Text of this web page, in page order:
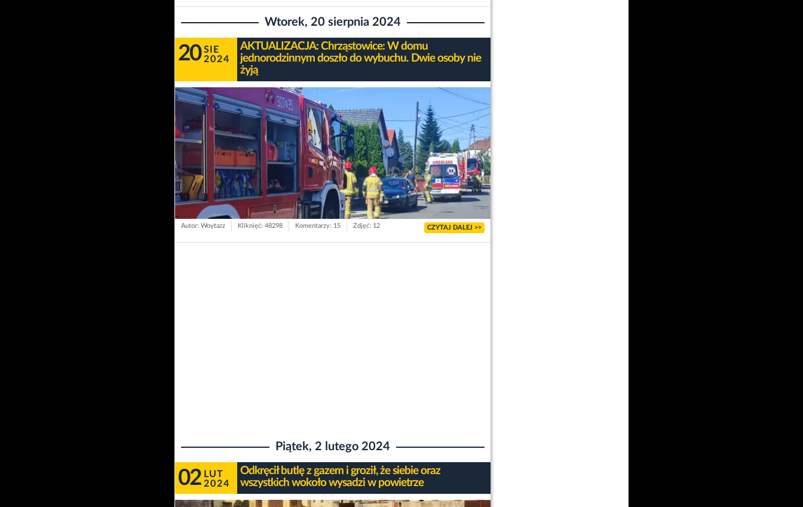
Wtorek, 20 sierpnia 2024
20 SIE
2024
AKTUALIZACJA: Chrząstowice: W domu
jednorodzinnym doszło do wybuchu. Dwie osoby nie
żyją
Autor: Woytazz Kliknięć: 48298 Komentarzy: 15 Zdjęć: 12 CZYTAJ DALEJ >>
Piątek, 2 lutego 2024
02 LUT
2024
Odkręcił butlę z gazem i groził, że siebie oraz
wszystkich wokoło wysadzi w powietrze